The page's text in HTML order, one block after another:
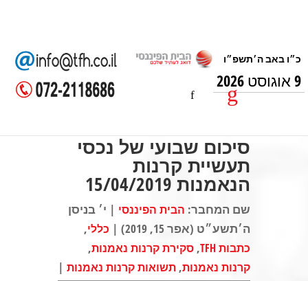
9 אוגוסט 2026
סיכום שבועי של נכסי
תעשיית קרנות
הנאמנות 15/04/2019
שם המחבר: הבית הפיננסי | י׳ בניסן
ה׳תשע״ט (אפר 15, 2019) |
כללי,
כתבות TFH , סקירת קרנות נאמנות,
קרנות נאמנות, תשואות קרנות נאמנות |